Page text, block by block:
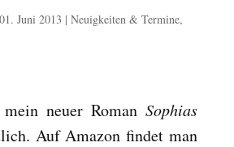
01. Juni 2013 | Neuigkeiten & Termine,
neuer RomanSophias
Auf Amazon findet man
Schrift verkleinern
Kontrast
Kontrast